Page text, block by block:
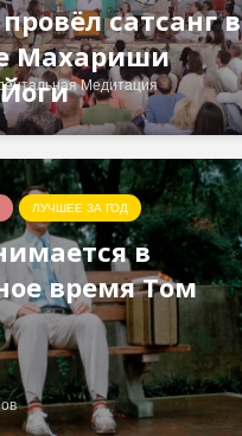
сатсанг в
Махариши
Медитация
ЛУЧШЕЕ ЗА ГОД
в
время Том